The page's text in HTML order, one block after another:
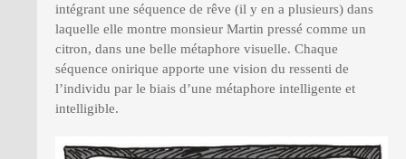
intégrant une séquence de rêve (il y en a plusieurs) dans
laquelle elle montre monsieur Martin pressé comme un
citron, dans une belle métaphore visuelle. Chaque
séquence onirique apporte une vision du ressenti de
l’individu par le biais d’une métaphore intelligente et
intelligible.